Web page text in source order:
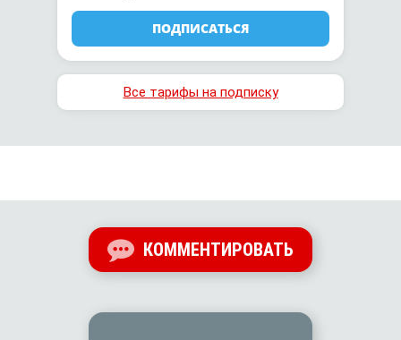
ПОДПИСАТЬСЯ
Все тарифы на подписку
КОММЕНТИРОВАТЬ